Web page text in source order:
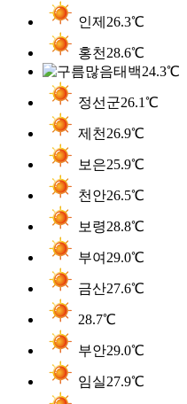
인제 26.3℃
홍천 28.6℃
태백24.3℃
정선군26.1℃
제천 26.9℃
보은25.9℃
천안26.5℃
보령28.8℃
부여 29.0℃
금산27.6℃
28.7℃
부안29.0℃
임실27.9℃